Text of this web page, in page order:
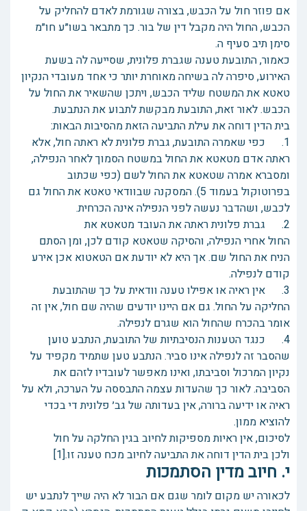
אם פוזר חול על הכבש, בצורה שגורמת לאדם להחליק על
הכבש, החול היה מקבל דין של בור. כך מתבאר בשו״ע חו״מ
סימן תיב סעיף ה.
כאמור, התובעת טענה שגברת פלונית, שסייעה לה בשעת
האירוע, סיפרה לה בשיחה מאוחרת יותר כי אחד מעובדי הנקיון
טאטא את המשטח שליד הכבש, ויתכן שהשאיר את החול על
הכבש. לאור זאת, התובעת מבקשת לתבוע את הנתבעת.
בית הדין דוחה את עילת התביעה הזאת מהסיבות הבאות:
1. כפי שאמרה התובעת, גברת פלונית לא ראתה חול, אלא
ראתה אדם מטאטא את החול במשטח הסמוך לאחר הנפילה,
ומסברא אמרה שטאטא את החול לשם (כפי שכתוב
בפרוטוקול בעמוד 5). המסקנה שבוודאי טאטא את החול גם
לכבש, ושהדבר נעשה לפני הנפילה אינה הכרחית.
2. גברת פלונית ראתה את העובד מטאטא את
החול אחרי הנפילה, והסיקה שטאטא קודם לכן, ומן הסתם
הניח את החול שם. אך היא לא יודעת אם הטאטוא אכן אירע
קודם לנפילה.
3. אין ראיה או אפילו טענה וודאית על כך שהתובעת
החליקה על החול. גם אם היינו יודעים שהיה שם חול, אין זה
אומר בהכרח שהחול הוא שגרם לנפילה.
4. כנגד הטענות הנסיבתיות של התובעת, הנתבע טוען
שהסבר זה לנפילה אינו סביר. הנתבע טען שתמיד מקפיד על
נקיון המרכול וסביבתו, ואינו מאפשר לעובדיו לזהם את
הסביבה. לאור כך שהעדות עצמה התבססה על הערכה, ולא על
ראיה או ידיעה ברורה, אין בעדותה של גב׳ פלונית די בכדי
להוציא ממון.
לסיכום, אין ראיות מספיקות לחיוב בגין החלקה על חול
ולכן בית הדין דוחה את התביעה לחיוב מכח טענה זו.[1]
י. חיוב מדין הסתמכות
לכאורה יש מקום לומר שגם אם הבור לא היה שייך לנתבע יש